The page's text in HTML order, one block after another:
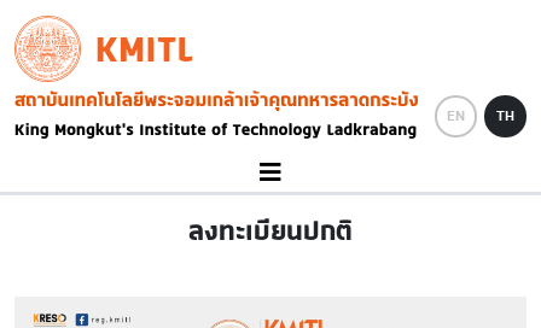
Skip to main content
KMITL
Image
EN TH
ลงทะเบียนปกติ